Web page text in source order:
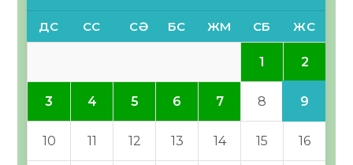
ДС СС СӘ БС ЖМ СБ ЖС
1 2
3 4 5 6 7 8 9
10 11 12 13 14 15 16